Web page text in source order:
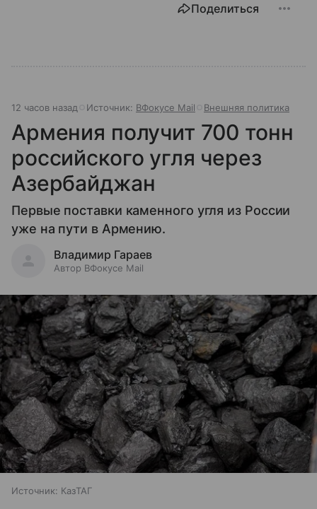
Поделиться
12 часов назад Источник: ВФокусе Mail Внешняя политика
Армения получит 700 тонн
российского угля через
Азербайджан
Первые поставки каменного угля из России
уже на пути в Армению.
Владимир Гараев
Автор ВФокусе Mail
Источник: КазТАГ